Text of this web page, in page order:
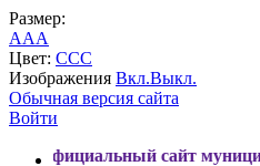
Размер:
AAA
Цвет: CCC
Изображения Вкл.Выкл.
Обычная версия сайта
Войти
сайт муниципального